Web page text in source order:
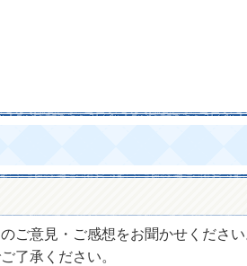
ご意見・ご感想をお聞かせくださ
了承ください。